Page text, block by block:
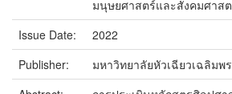
มนุษยศาสตร์และสังคมศาส
Issue Date:
2022
Publisher:
มหาวิทยาลัยหัวเฉียวเฉลิมพ